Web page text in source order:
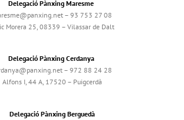
Delegació Pànxing Maresme
– 93 753 27 08
Morera 25, 08339 – Vilassar de Dalt
Delegació Pànxing Cerdanya
– 972 88 24 28
Alfons I, 44 A, 17520 – Puigcerdà
Delegació Pànxing Berguedà